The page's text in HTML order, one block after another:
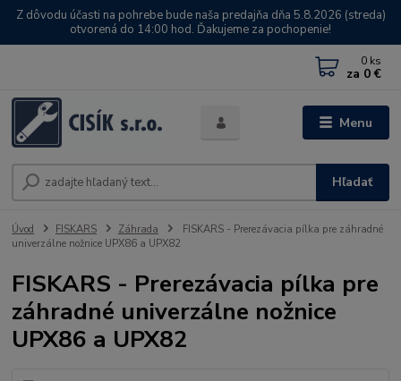
Z dôvodu účasti na pohrebe bude naša predajňa dňa 5.8.2026 (streda)
otvorená do 14:00 hod. Ďakujeme za pochopenie!
Menu
Hľadať
0 ks
za 0 €
Úvod FISKARS Záhrada
FISKARS - Prerezávacia pílka pre záhradné
univerzálne nožnice UPX86 a UPX82
FISKARS - Prerezávacia pílka pre
záhradné univerzálne nožnice
UPX86 a UPX82